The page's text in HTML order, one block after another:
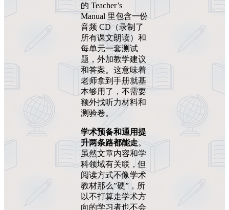
的 Teacher’s
Manual 里包含一份
音频 CD（录制了
所有课文朗读）和
每单元一套测试
题，外加教学建议
和答案。这意味着
老师拿到手册就基
本够用了，不需要
额外找听力材料和
测验卷。
学术预备和通用提
升两条路都能走。
虽然文章内容和学
科领域有关联，但
阅读方式不像学术
教材那么”硬”，所
以不打算走学术方
向的学习者也不会